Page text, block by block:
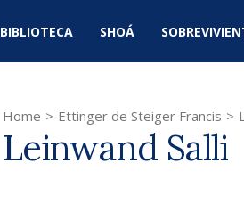
BIBLIOTECA SHOÁ
Home > Ettinger de Steiger Francis >
Leinwand Salli